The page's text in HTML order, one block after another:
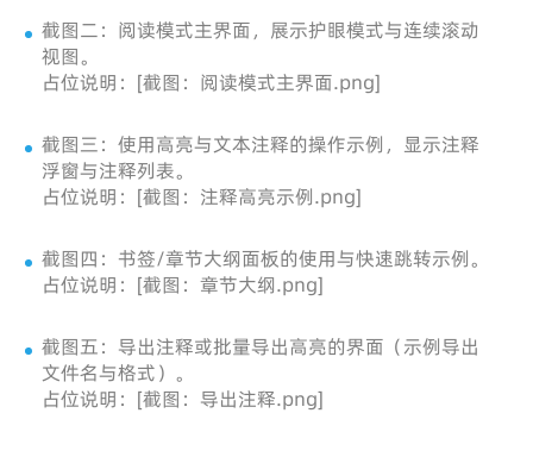
截图二：阅读模式主界面，展示护眼模式与连续滚动
视图。
占位说明：[截图：阅读模式主界面.png]
截图三：使用高亮与文本注释的操作示例，显示注释
浮窗与注释列表。
占位说明：[截图：注释高亮示例.png]
截图四：书签/章节大纲面板的使用与快速跳转示例。
占位说明：[截图：章节大纲.png]
截图五：导出注释或批量导出高亮的界面（示例导出
文件名与格式）。
占位说明：[截图：导出注释.png]